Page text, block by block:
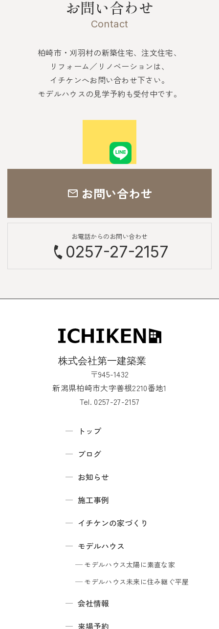
お問い合わせ
Contact
柏崎市・刈羽村の新築住宅、注文住宅、
リフォーム／リノベーションは、
イチケンへお問い合わせ下さい。
モデルハウスの見学予約も受付中です。
お問い合わせ
お電話からのお問い合わせ
0257-27-2157
〒945-1432
新潟県柏崎市大字善根2210番地1
Tel. 0257-27-2157
トップ
ブログ
お知らせ
施工事例
イチケンの家づくり
モデルハウス
モデルハウス太陽に素直な家
モデルハウス未来に住み継ぐ平屋
会社情報
来場予約